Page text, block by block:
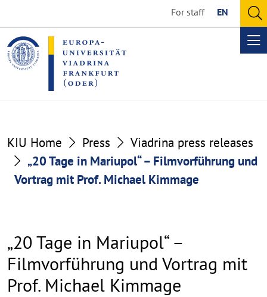
the
content
section
the
footer
section
For staff EN
KIU Home Press
Viadrina press releases
„20 Tage in Mariupol“ – Filmvorführung und
Vortrag mit Prof. Michael Kimmage
„20 Tage in Mariupol“ –
Filmvorführung und Vortrag mit
Prof. Michael Kimmage